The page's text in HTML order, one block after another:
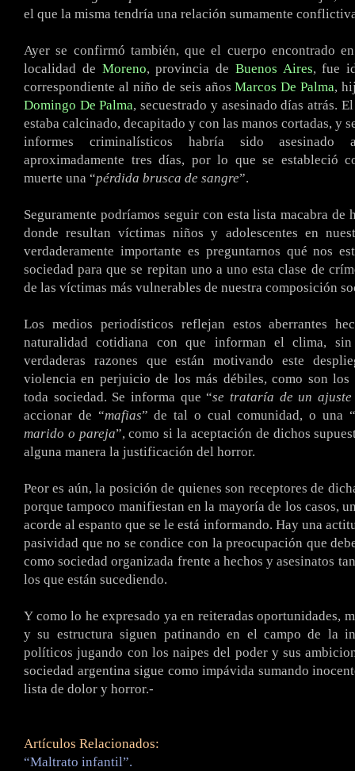
el que la misma tendría una relación sumamente
Ayer se confirmó también, que el cuerpo encontrado
localidad de Moreno, provincia de Buenos Aires, fue
correspondiente al niño de seis añosMarcos De Palma,
Domingo De Palma, secuestrado y asesinado días atrás.
estaba calcinado, decapitado y con las manos cortadas, y
informes criminalísticos habría sido asesinado
aproximadamente tres días, por lo que se estableció
muerte una “pérdida brusca de sangre”.
Seguramente podríamos seguir con esta lista macabra de
donde resultan víctimas niños y adolescentes en
verdaderamente importante es preguntarnos qué nos
sociedad para que se repitan uno a uno esta clase de
de las víctimas más vulnerables de nuestra composición
Los medios periodísticos reflejan estos aberrantes
naturalidad cotidiana con que informan el clima,
verdaderas razones que están motivando este
violencia en perjuicio de los más débiles, como son
toda sociedad. Se informa que “se trataría de un ajuste
accionar de “mafias” de tal o cual comunidad, o una “
marido o pareja”, como si la aceptación de dichos
alguna manera la justificación del horror.
Peor es aún, la posición de quienes son receptores de
porque tampoco manifiestan en la mayoría de los casos,
acorde al espanto que se le está informando. Hay una
pasividad que no se condice con la preocupación que
como sociedad organizada frente a hechos y asesinatos
los que están sucediendo.
Y como lo he expresado ya en reiteradas oportunidades,
y su estructura siguen patinando en el campo de la
políticos jugando con los naipes del poder y sus
sociedad argentina sigue como impávida sumando
lista de dolor y horror.-
Artículos Relacionados:
“Maltrato infantil”.